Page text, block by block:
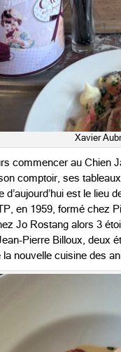
Xavier
commencer au Chien
comptoir, ses
est le lieu
en 1959, formé chez
Jo Rostang alors 3
Pierre Billoux, deux
nouvelle cuisine des